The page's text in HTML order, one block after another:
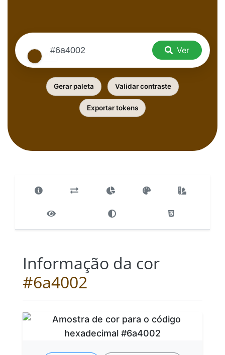
Ver
Gerar paleta Validar contraste
Exportar tokens
Informação da cor
#6a4002